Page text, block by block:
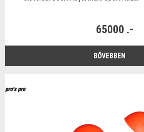
65000 .-
BŐVEBBEN